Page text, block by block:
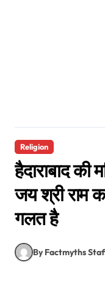
Religion
हैदाराबाद की
जय श्री राम
गलत है
By Factmyths